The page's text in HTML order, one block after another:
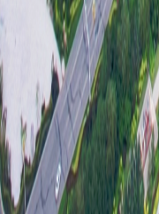
（
我局